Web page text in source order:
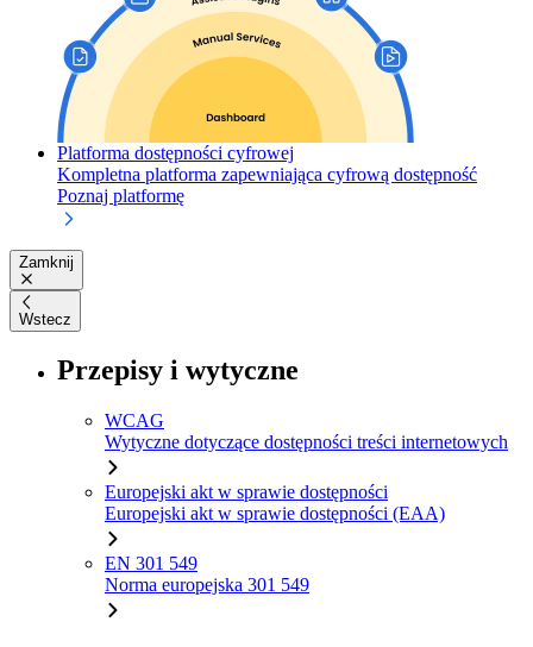
Platforma dostępności cyfrowej
Kompletna platforma zapewniająca cyfrową dostępność
Poznaj platformę
Zamknij
Wstecz
Przepisy i wytyczne
WCAG
Wytyczne dotyczące dostępności treści internetowych
Europejski akt w sprawie dostępności
Europejski akt w sprawie dostępności (EAA)
EN 301 549
Norma europejska 301 549